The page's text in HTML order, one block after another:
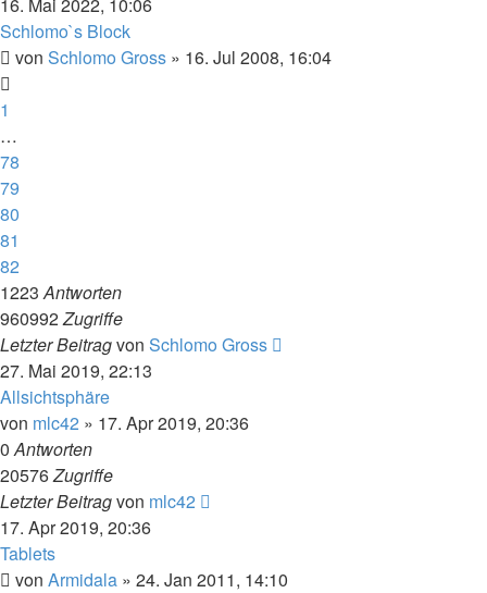
Schlomo`s Block
von Schlomo Gross » 16. Jul 2008, 16:04
1
…
78
79
80
81
82
1223Antworten
960992Zugriffe
Letzter Beitragvon Schlomo Gross
27. Mai 2019, 22:13
Allsichtsphäre
von mlc42 » 17. Apr 2019, 20:36
0Antworten
20576Zugriffe
Letzter Beitragvon mlc42
17. Apr 2019, 20:36
Tablets
von Armidala » 24. Jan 2011, 14:10